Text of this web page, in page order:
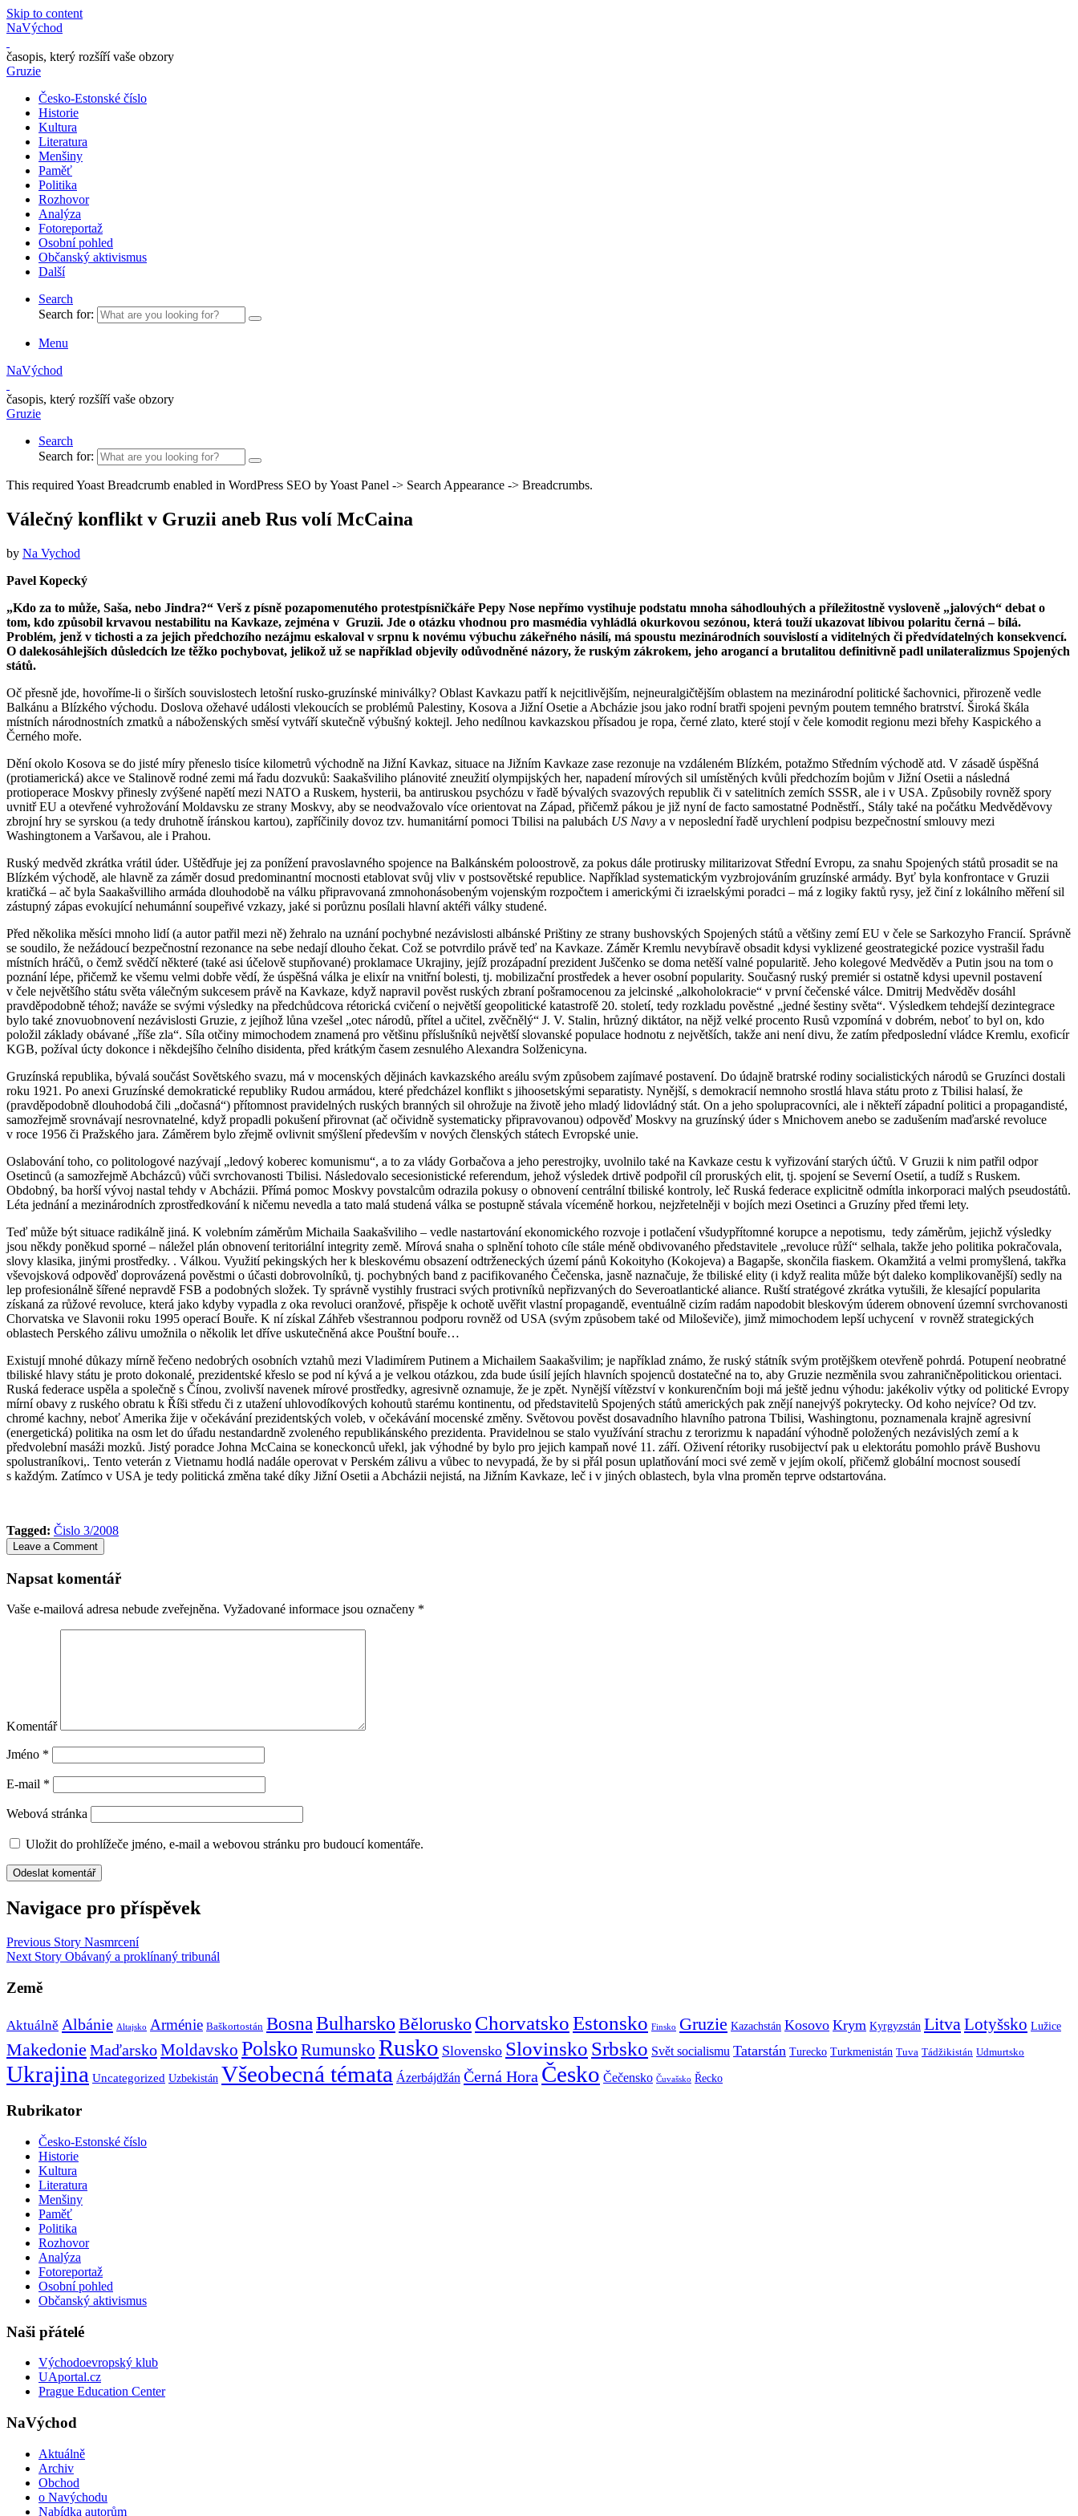
Skip to content
NaVýchod
časopis, který rozšíří vaše obzory
Gruzie
Česko-Estonské číslo
Historie
Kultura
Literatura
Menšiny
Paměť
Politika
Rozhovor
Analýza
Fotoreportaž
Osobní pohled
Občanský aktivismus
Další
Search
Search for:
Menu
NaVýchod
časopis, který rozšíří vaše obzory
Gruzie
Search
Search for:
This required Yoast Breadcrumb enabled in WordPress SEO by Yoast Panel -> Search Appearance -> Breadcrumbs.
Válečný konflikt v Gruzii aneb Rus volí McCaina
by Na Vychod
Pavel Kopecký
„Kdo za to může, Saša, nebo Jindra?“ Verš z písně pozapomenutého protestpísničkáře Pepy Nose nepřímo vystihuje podstatu mnoha sáhodlouhých a příležitostně vysloveně „jalových“ debat o
tom, kdo způsobil krvavou nestabilitu na Kavkaze, zejména v Gruzii. Jde o otázku vhodnou pro masmédia vyhládlá okurkovou sezónou, která touží ukazovat líbivou polaritu černá – bílá.
Problém, jenž v tichosti a za jejich předchozího nezájmu eskaloval v srpnu k novému výbuchu zákeřného násilí, má spoustu mezinárodních souvislostí a viditelných či předvídatelných konsekvencí.
O dalekosáhlejších důsledcích lze těžko pochybovat, jelikož už se například objevily odůvodněné názory, že ruským zákrokem, jeho arogancí a brutalitou definitivně padl unilateralizmus Spojených
států.
Oč přesně jde, hovoříme-li o širších souvislostech letošní rusko-gruzínské miniválky? Oblast Kavkazu patří k nejcitlivějším, nejneuralgičtějším oblastem na mezinárodní politické šachovnici, přirozeně vedle
Balkánu a Blízkého východu. Doslova ožehavé události vlekoucích se problémů Palestiny, Kosova a Jižní Osetie a Abcházie jsou jako rodní bratři spojeni pevným poutem temného bratrství. Široká škála
místních národnostních zmatků a náboženských směsí vytváří skutečně výbušný koktejl. Jeho nedílnou kavkazskou přísadou je ropa, černé zlato, které stojí v čele komodit regionu mezi břehy Kaspického a
Černého moře.
Dění okolo Kosova se do jisté míry přeneslo tisíce kilometrů východně na Jižní Kavkaz, situace na Jižním Kavkaze zase rezonuje na vzdáleném Blízkém, potažmo Středním východě atd. V zásadě úspěšná
(protiamerická) akce ve Stalinově rodné zemi má řadu dozvuků: Saakašviliho plánovité zneužití olympijských her, napadení mírových sil umístěných kvůli předchozím bojům v Jižní Osetii a následná
protioperace Moskvy přinesly zvýšené napětí mezi NATO a Ruskem, hysterii, ba antiruskou psychózu v řadě bývalých svazových republik či v satelitních zemích SSSR, ale i v USA. Způsobily rovněž spory
uvnitř EU a otevřené vyhrožování Moldavsku ze strany Moskvy, aby se neodvažovalo více orientovat na Západ, přičemž pákou je již nyní de facto samostatné Podněstří., Stály také na počátku Medvěděvovy
zbrojní hry se syrskou (a tedy druhotně íránskou kartou), zapříčinily dovoz tzv. humanitární pomoci Tbilisi na palubách US Navy a v neposlední řadě urychlení podpisu bezpečnostní smlouvy mezi
Washingtonem a Varšavou, ale i Prahou.
Ruský medvěd zkrátka vrátil úder. Uštědřuje jej za ponížení pravoslavného spojence na Balkánském poloostrově, za pokus dále protirusky militarizovat Střední Evropu, za snahu Spojených států prosadit se na
Blízkém východě, ale hlavně za záměr dosud predominantní mocnosti etablovat svůj vliv v postsovětské republice. Například systematickým vyzbrojováním gruzínské armády. Byť byla konfrontace v Gruzii
kratičká – ač byla Saakašvilliho armáda dlouhodobě na válku připravovaná zmnohonásobeným vojenským rozpočtem i americkými či izraelskými poradci – má z logiky faktů rysy, jež činí z lokálního měření sil
zástupný zápas evokující nehumánní soupeřivé vzkazy, jaké si porůznu posílali hlavní aktéři války studené.
Před několika měsíci mnoho lidí (a autor patřil mezi ně) žehralo na uznání pochybné nezávislosti albánské Prištiny ze strany bushovských Spojených států a většiny zemí EU v čele se Sarkozyho Francií. Správně
se soudilo, že nežádoucí bezpečnostní rezonance na sebe nedají dlouho čekat. Což se potvrdilo právě teď na Kavkaze. Záměr Kremlu nevybíravě obsadit kdysi vyklizené geostrategické pozice vystrašil řadu
místních hráčů, o čemž svědčí některé (také asi účelově stupňované) proklamace Ukrajiny, jejíž prozápadní prezident Juščenko se doma netěší valné popularitě. Jeho kolegové Medvěděv a Putin jsou na tom o
poznání lépe, přičemž ke všemu velmi dobře vědí, že úspěšná válka je elixír na vnitřní bolesti, tj. mobilizační prostředek a hever osobní popularity. Současný ruský premiér si ostatně kdysi upevnil postavení
v čele největšího státu světa válečným sukcesem právě na Kavkaze, když napravil pověst ruských zbraní pošramocenou za jelcinské „alkoholokracie“ v první čečenské válce. Dmitrij Medvěděv dosáhl
pravděpodobně téhož; naváže se svými výsledky na předchůdcova rétorická cvičení o největší geopolitické katastrofě 20. století, tedy rozkladu pověstné „jedné šestiny světa“. Výsledkem tehdejší dezintegrace
bylo také znovuobnovení nezávislosti Gruzie, z jejíhož lůna vzešel „otec národů, přítel a učitel, zvěčnělý“ J. V. Stalin, hrůzný diktátor, na nějž velké procento Rusů vzpomíná v dobrém, neboť to byl on, kdo
položil základy obávané „říše zla“. Síla otčiny mimochodem znamená pro většinu příslušníků největší slovanské populace hodnotu z největších, takže ani není divu, že zatím předposlední vládce Kremlu, exoficír
KGB, požíval úcty dokonce i někdejšího čelního disidenta, před krátkým časem zesnulého Alexandra Solženicyna.
Gruzínská republika, bývalá součást Sovětského svazu, má v mocenských dějinách kavkazského areálu svým způsobem zajímavé postavení. Do údajně bratrské rodiny socialistických národů se Gruzínci dostali
roku 1921. Po anexi Gruzínské demokratické republiky Rudou armádou, které předcházel konflikt s jihoosetskými separatisty. Nynější, s demokracií nemnoho srostlá hlava státu proto z Tbilisi halasí, že
(pravděpodobně dlouhodobá čili „dočasná“) přítomnost pravidelných ruských branných sil ohrožuje na životě jeho mladý lidovládný stát. On a jeho spolupracovníci, ale i někteří západní politici a propagandisté,
samozřejmě srovnávají nesrovnatelné, když propadli pokušení přirovnat (ač očividně systematicky připravovanou) odpověď Moskvy na gruzínský úder s Mnichovem anebo se zadušením maďarské revoluce
v roce 1956 či Pražského jara. Záměrem bylo zřejmě ovlivnit smýšlení především v nových členských státech Evropské unie.
Oslabování toho, co politologové nazývají „ledový koberec komunismu“, a to za vlády Gorbačova a jeho perestrojky, uvolnilo také na Kavkaze cestu k vyřizování starých účtů. V Gruzii k nim patřil odpor
Osetinců (a samozřejmě Abcházců) vůči svrchovanosti Tbilisi. Následovalo secesionistické referendum, jehož výsledek drtivě podpořil cíl proruských elit, tj. spojení se Severní Osetií, a tudíž s Ruskem.
Obdobný, ba horší vývoj nastal tehdy v Abcházii. Přímá pomoc Moskvy povstalcům odrazila pokusy o obnovení centrální tbiliské kontroly, leč Ruská federace explicitně odmítla inkorporaci malých pseudostátů.
Léta jednání a mezinárodních zprostředkování k ničemu nevedla a tato malá studená válka se postupně stávala víceméně horkou, nejzřetelněji v bojích mezi Osetinci a Gruzíny před třemi lety.
Teď může být situace radikálně jiná. K volebním záměrům Michaila Saakašviliho – vedle nastartování ekonomického rozvoje i potlačení všudypřítomné korupce a nepotismu, tedy záměrům, jejichž výsledky
jsou někdy poněkud sporné – náležel plán obnovení teritoriální integrity země. Mírová snaha o splnění tohoto cíle stále méně obdivovaného představitele „revoluce růží“ selhala, takže jeho politika pokračovala,
slovy klasika, jinými prostředky. . Válkou. Využití pekingských her k bleskovému obsazení odtrženeckých území pánů Kokoityho (Kokojeva) a Bagapše, skončila fiaskem. Okamžitá a velmi promyšlená, takřka
vševojsková odpověď doprovázená pověstmi o účasti dobrovolníků, tj. pochybných band z pacifikovaného Čečenska, jasně naznačuje, že tbiliské elity (i když realita může být daleko komplikovanější) sedly na
lep profesionálně šířené nepravdě FSB a podobných složek. Ty správně vystihly frustraci svých protivníků nepřizvaných do Severoatlantické aliance. Ruští stratégové zkrátka vytušili, že klesající popularita
získaná za růžové revoluce, která jako kdyby vypadla z oka revoluci oranžové, přispěje k ochotě uvěřit vlastní propagandě, eventuálně cizím radám napodobit bleskovým úderem obnovení územní svrchovanosti
Chorvatska ve Slavonii roku 1995 operací Bouře. K ní získal Záhřeb všestrannou podporu rovněž od USA (svým způsobem také od Miloševiče), jimž mimochodem lepší uchycení v rovněž strategických
oblastech Perského zálivu umožnila o několik let dříve uskutečněná akce Pouštní bouře…
Existují mnohé důkazy mírně řečeno nedobrých osobních vztahů mezi Vladimírem Putinem a Michailem Saakašvilim; je například známo, že ruský státník svým protějškem otevřeně pohrdá. Potupení neobratné
tbiliské hlavy státu je proto dokonalé, prezidentské křeslo se pod ní kývá a je velkou otázkou, zda bude úsilí jejích hlavních spojenců dostatečné na to, aby Gruzie nezměnila svou zahraničněpolitickou orientaci.
Ruská federace uspěla a společně s Čínou, zvolivší navenek mírové prostředky, agresivně oznamuje, že je zpět. Nynější vítězství v konkurenčním boji má ještě jednu výhodu: jakékoliv výtky od politické Evropy
mírní obavy z ruského obratu k Říši středu či z utažení uhlovodíkových kohoutů starému kontinentu, od představitelů Spojených států amerických pak znějí nanejvýš pokrytecky. Od koho nejvíce? Od tzv.
chromé kachny, neboť Amerika žije v očekávání prezidentských voleb, v očekávání mocenské změny. Světovou pověst dosavadního hlavního patrona Tbilisi, Washingtonu, poznamenala krajně agresivní
(energetická) politika na osm let do úřadu nestandardně zvoleného republikánského prezidenta. Pravidelnou se stalo využívání strachu z terorizmu k napadání výhodně položených nezávislých zemí a k
předvolební masáži mozků. Jistý poradce Johna McCaina se koneckonců uřekl, jak výhodné by bylo pro jejich kampaň nové 11. září. Oživení rétoriky rusobijectví pak u elektorátu pomohlo právě Bushovu
spolustraníkovi,. Tento veterán z Vietnamu hodlá nadále operovat v Perském zálivu a vůbec to nevypadá, že by si přál posun uplatňování moci své země v jejím okolí, přičemž globální mocnost sousedí
s každým. Zatímco v USA je tedy politická změna také díky Jižní Osetii a Abcházii nejistá, na Jižním Kavkaze, leč i v jiných oblastech, byla vlna proměn teprve odstartována.
Tagged: Čislo 3/2008
Leave a Comment
Napsat komentář
Vaše e-mailová adresa nebude zveřejněna. Vyžadované informace jsou označeny *
Komentář
Jméno *
E-mail *
Webová stránka
Uložit do prohlížeče jméno, e-mail a webovou stránku pro budoucí komentáře.
Navigace pro příspěvek
Previous Story Nasmrcení
Next Story Obávaný a proklínaný tribunál
Země
Aktuálně Albánie Altajsko Arménie Baškortostán Bosna Bulharsko Bělorusko ChorvatskoEstonsko Finsko Gruzie Kazachstán Kosovo Krym Kyrgyzstán Litva Lotyšsko Lužice
Makedonie MaďarskoMoldavsko Polsko Rumunsko Rusko Slovensko Slovinsko Srbsko Svět socialismu Tatarstán Turecko Turkmenistán Tuva Tádžikistán Udmurtsko
Ukrajina Uncategorized Uzbekistán Všeobecná témata Ázerbájdžán Černá Hora Česko Čečensko Čuvašsko Řecko
Rubrikator
Česko-Estonské číslo
Historie
Kultura
Literatura
Menšiny
Paměť
Politika
Rozhovor
Analýza
Fotoreportaž
Osobní pohled
Občanský aktivismus
Naši přátelé
Východoevropský klub
UAportal.cz
Prague Education Center
NaVýchod
Aktuálně
Archiv
Obchod
o Navýchodu
Nabídka autorům